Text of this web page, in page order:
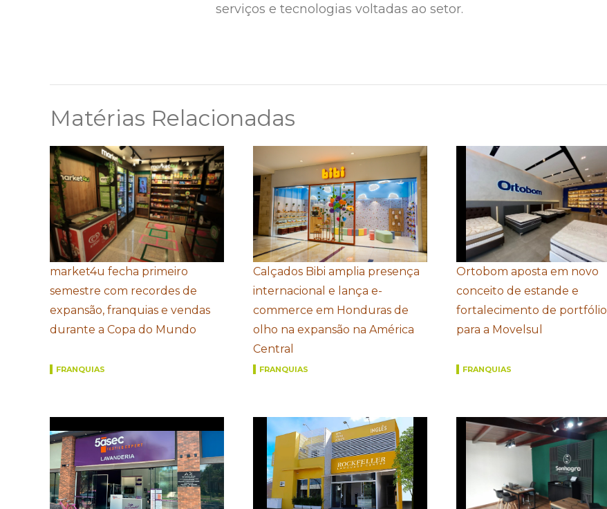
serviços e tecnologias voltadas ao setor.
Matérias Relacionadas
market4u fecha primeiro
semestre com recordes de
expansão, franquias e vendas
durante a Copa do Mundo
FRANQUIAS
Calçados Bibi amplia presença
internacional e lança e-
commerce em Honduras de
olho na expansão na América
Central
FRANQUIAS
Ortobom aposta em novo
conceito de estande e
fortalecimento de portfólio
para a Movelsul
FRANQUIAS